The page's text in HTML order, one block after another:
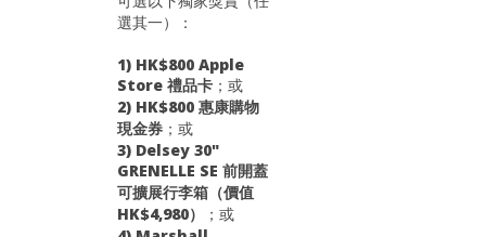
選其一）：
1) HK$800 Apple
Store 禮品卡 ；或
2) HK$800 惠康購物
現金券 ；或
3) Delsey 30"
GRENELLE SE 前開蓋
可擴展行李箱（價值
HK$4,980）
；或